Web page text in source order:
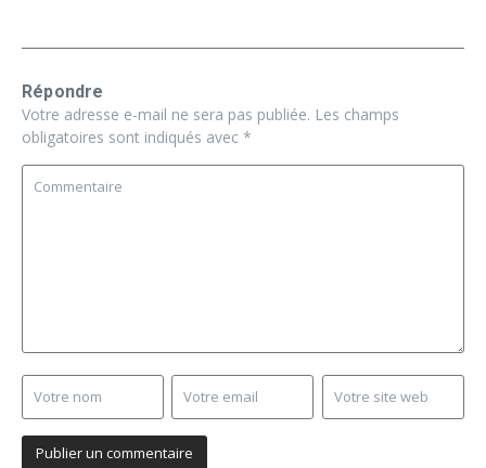
Répondre
Votre adresse e-mail ne sera pas publiée. Les champs
obligatoires sont indiqués avec *